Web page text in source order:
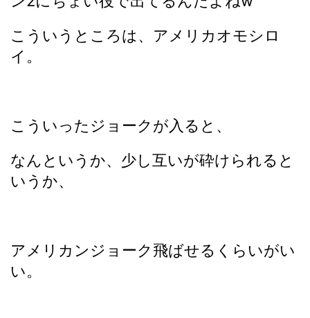
こういうところは、アメリカオモシロ
イ。
こういったジョークが入ると、
なんというか、少し互いが砕けられると
いうか、
アメリカンジョーク飛ばせるくらいがい
い。